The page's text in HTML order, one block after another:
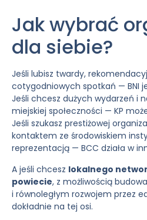
Jak wybrać
dla siebie?
Jeśli lubisz twardy,
cotygodniowych spotkań — BNI
Jeśli chcesz dużych wydarzeń i
miejskiej społeczności — KP
Jeśli szukasz prestiżowej
kontaktem ze środowiskiem
reprezentacją — BCC działa w
A jeśli chcesz lokalnego
powiecie, z możliwością
i równoległym rozwojem przez
dokładnie na tej osi.